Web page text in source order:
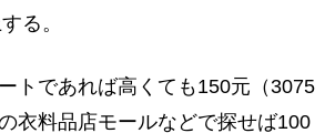
る。
トであれば高くても150元（3075
衣料品店モールなどで探せば100